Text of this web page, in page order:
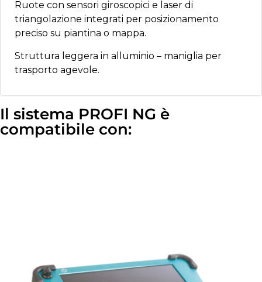
Ruote con sensori giroscopici e laser di
triangolazione integrati per posizionamento
preciso su piantina o mappa.
Struttura leggera in alluminio – maniglia per
trasporto agevole.
Il sistema PROFI NG è
compatibile con: